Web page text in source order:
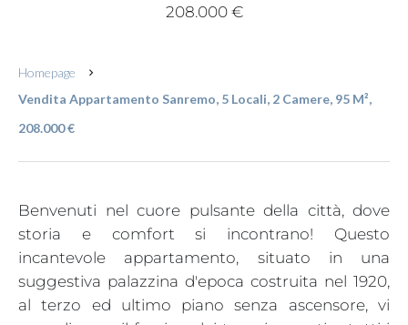
208.000 €
Homepage
Vendita Appartamento Sanremo, 5 Locali, 2 Camere, 95 M²,
208.000 €
Benvenuti nel cuore pulsante della città, dove
storia e comfort si incontrano! Questo
incantevole appartamento, situato in una
suggestiva palazzina d'epoca costruita nel 1920,
al terzo ed ultimo piano senza ascensore, vi